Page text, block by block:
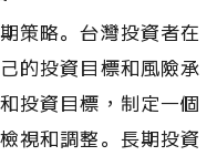
策略。台灣投資者在
的投資目標和風險承
投資目標，制定一個
視和調整。長期投資